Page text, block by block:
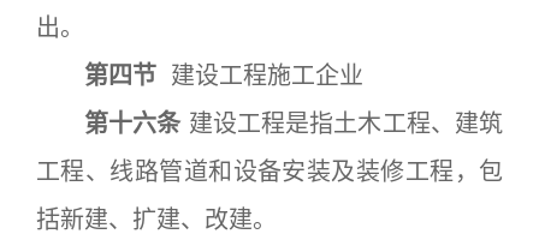
出。
第四节 建设工程施工企业
第十六条 建设工程是指土木工程、建筑
工程、线路管道和设备安装及装修工程，包
括新建、扩建、改建。